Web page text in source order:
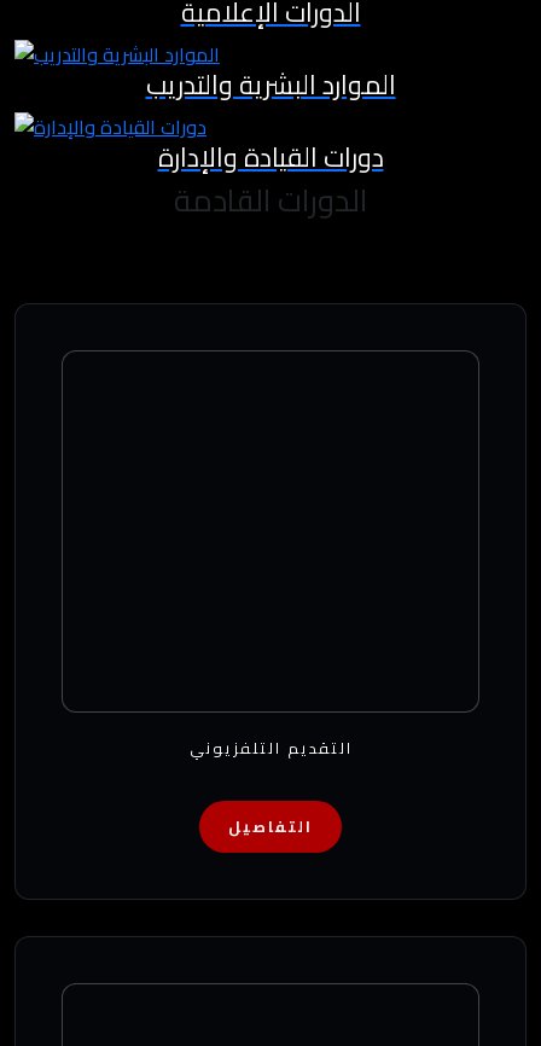
الدورات الإعلامية
الموارد البشرية والتدريب
دورات القيادة والإدارة
الدورات القادمة
التقديم التلفزيوني
التفاصيل